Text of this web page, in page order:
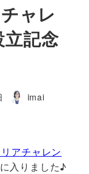
ャレ
記念
著
imai
アチャレン
入りました♪